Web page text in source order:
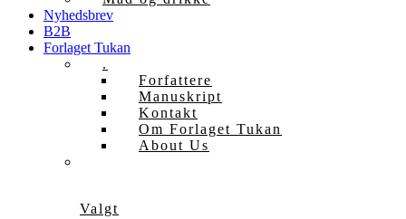
Nyhedsbrev
B2B
Forlaget Tukan
.
Forfattere
Manuskript
Kontakt
Om Forlaget Tukan
About Us
Valgt